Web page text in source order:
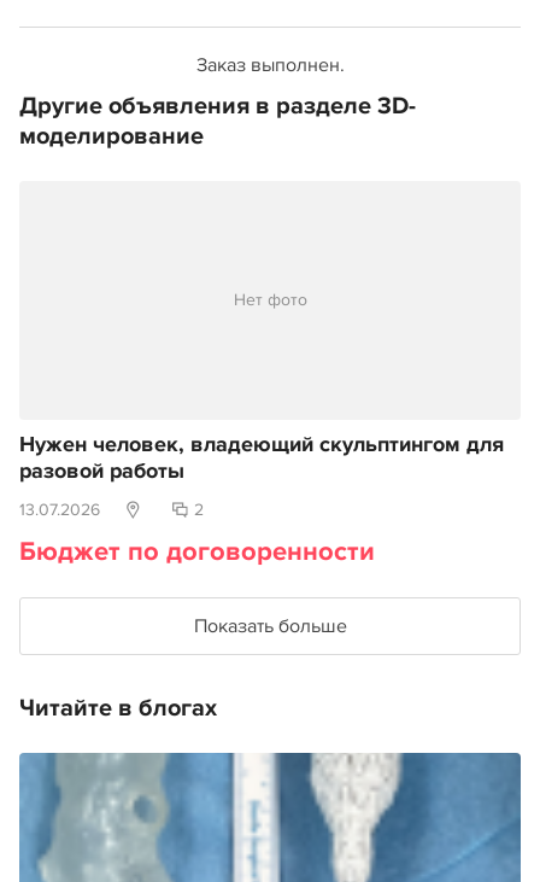
Заказ выполнен.
Другие объявления в разделе 3D-
моделирование
Нет фото
Нужен человек, владеющий скульптингом для
разовой работы
13.07.2026 2
Бюджет по договоренности
Показать больше
Читайте в блогах